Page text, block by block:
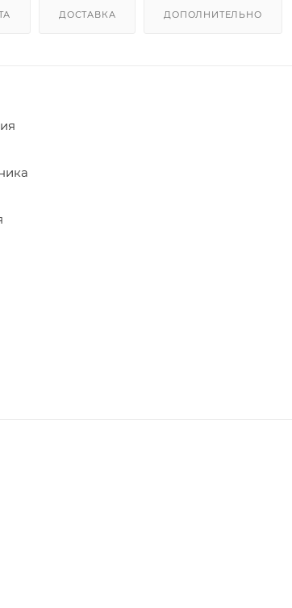
ДОСТАВКА ДОПОЛНИТЕЛЬНО